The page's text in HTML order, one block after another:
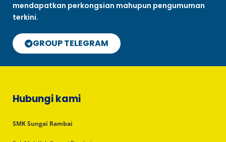
mendapatkan perkongsian mahupun pengumuman
terkini.
GROUP TELEGRAM
Hubungi kami
SMK Sungai Rambai